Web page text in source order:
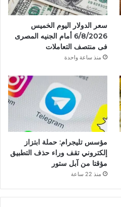
سعر الدولار اليوم الخميس
6/8/2026 أمام الجنيه المصرى
فى منتصف التعاملات
منذ ساعة واحدة
مؤسس تليجرام: حملة ابتزاز
إلكتروني تقف وراء حذف التطبيق
مؤقتا من آبل ستور
منذ 22 ساعة